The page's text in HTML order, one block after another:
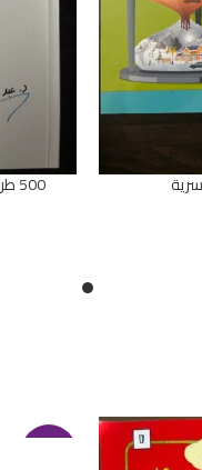
إضافة إلى
500 طريقة تجعل أبناءك يعشقون الصلاة